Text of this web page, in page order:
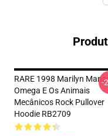
RARE 1998 Marilyn
Omega E Os Animais
Mecânicos Rock Pullover
Hoodie RB2709
-